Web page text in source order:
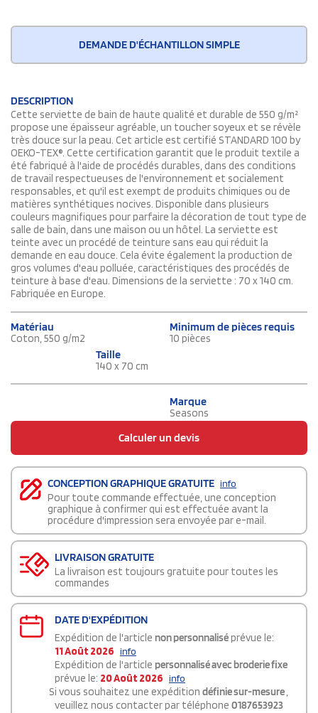
DEMANDE D'ÉCHANTILLON SIMPLE
DESCRIPTION
Cette serviette de bain de haute qualité et durable de 550 g/m²
propose une épaisseur agréable, un toucher soyeux et se révèle
très douce sur la peau. Cet article est certifié STANDARD 100 by
OEKO-TEX®. Cette certification garantit que le produit textile a
été fabriqué à l'aide de procédés durables, dans des conditions
de travail respectueuses de l'environnement et socialement
responsables, et qu'il est exempt de produits chimiques ou de
matières synthétiques nocives. Disponible dans plusieurs
couleurs magnifiques pour parfaire la décoration de tout type de
salle de bain, dans une maison ou un hôtel. La serviette est
teinte avec un procédé de teinture sans eau qui réduit la
demande en eau douce. Cela évite également la production de
gros volumes d'eau polluée, caractéristiques des procédés de
teinture à base d'eau. Dimensions de la serviette : 70 x 140 cm.
Fabriquée en Europe.
Matériau
Coton, 550 g/m2
Minimum de pièces requis
10 pièces
Taille
140 x 70 cm
Marque
Seasons
Calculer un devis
CONCEPTION GRAPHIQUE GRATUITE info
Pour toute commande effectuée, une conception
graphique à confirmer qui est effectuée avant la
procédure d'impression sera envoyée par e-mail.
LIVRAISON GRATUITE
La livraison est toujours gratuite pour toutes les
commandes
DATE D'EXPÉDITION
Expédition de l'article non personnaliséprévue le:
11 Août 2026 info
Expédition de l'article personnalisé avec broderie fixe
prévue le: 20 Août 2026 info
Si vous souhaitez une expédition définie sur-mesure,
veuillez nous contacter par téléphone 0187653923